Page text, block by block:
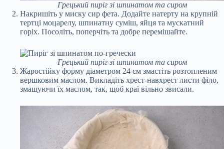
Грецький пиріг зі шпинатом та сиром
Накришіть у миску сир фета. Додайте натерту на крупній
тертці моцарелу, шпинатну суміш, яйця та мускатний
горіх. Посоліть, поперчіть та добре перемішайте.
Грецький пиріг зі шпинатом та сиром
Жаростійку форму діаметром 24 см змастіть розтопленим
вершковим маслом. Викладіть хрест-навхрест листи філо,
змащуючи їх маслом, так, щоб краї вільно звисали.